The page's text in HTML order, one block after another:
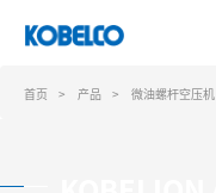
首页 产品 微油螺杆空压机